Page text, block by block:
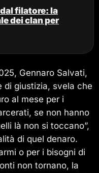
filatore: la
dei clan per
Gennaro Salvati,
di giustizia, svela che
al mese per i
se non hanno
là non si toccano”,
di quel denaro.
o per i bisogni di
non tornano, la